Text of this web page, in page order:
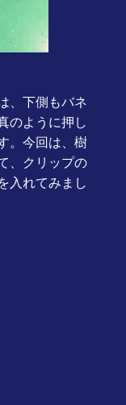
、下側もバネ
のように押し
。今回は、樹
、クリップの
入れてみまし